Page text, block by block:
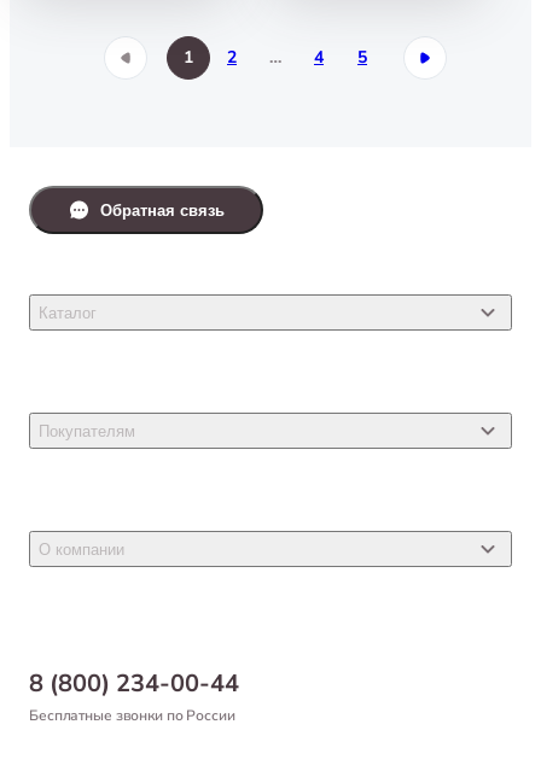
1 2 … 4 5
8 (800) 234-00-44
Бесплатные звонки по России
Каталог
Товары для собак
Товары для птиц
Покупателям
Новости
Самовывоз
Оформление заказа
О компании
Благотворительный фонд
Обратная связь